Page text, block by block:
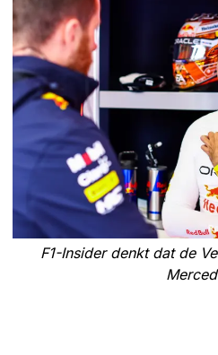
F1-Insider denkt dat de